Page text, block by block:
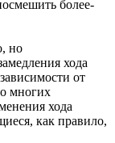
более-
но
хода
от
многих
хода
как правило,